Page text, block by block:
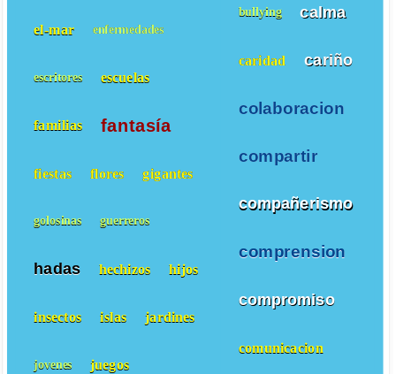
bullying calma
caridad cariño
colaboracion
compartir
compañerismo
comprension
compromiso
comunicacion
el-mar enfermedades
escritores escuelas
familias fantasía
fiestas flores gigantes
golosinas guerreros
hadas hechizos hijos
insectos islas jardines
jovenes juegos